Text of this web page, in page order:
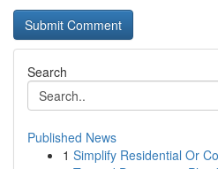
Search
Published News
1 Simplify Residential Or